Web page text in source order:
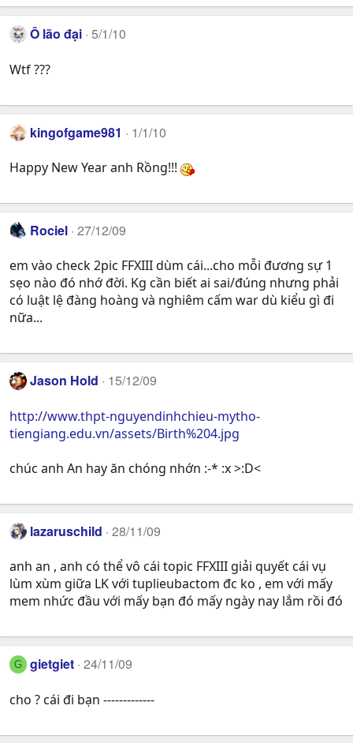
Ô lão đại 5/1/10
Wtf ???
kingofgame981 1/1/10
Happy New Year anh Rồng!!!
Rociel 27/12/09
em vào check 2pic FFXIII dùm cái...cho mỗi đương sự 1
sẹo nào đó nhớ đời. Kg cần biết ai sai/đúng nhưng phải
có luật lệ đàng hoàng và nghiêm cấm war dù kiểu gì đi
nữa...
Jason Hold 15/12/09
http://www.thpt-nguyendinhchieu-mytho-
tiengiang.edu.vn/assets/Birth%204.jpg
chúc anh An hay ăn chóng nhớn :-* :x >:D<
lazaruschild 28/11/09
anh an , anh có thể vô cái topic FFXIII giải quyết cái vụ
lùm xùm giữa LK với tuplieubactom đc ko , em với mấy
mem nhức đầu với mấy bạn đó mấy ngày nay lắm rồi đó
G gietgiet 24/11/09
cho ? cái đi bạn -------------